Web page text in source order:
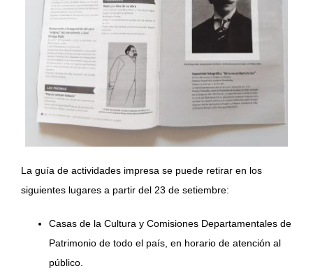
La guía de actividades impresa se puede retirar en los
siguientes lugares a partir del 23 de setiembre:
Casas de la Cultura y Comisiones Departamentales de
Patrimonio de todo el país, en horario de atención al
público.